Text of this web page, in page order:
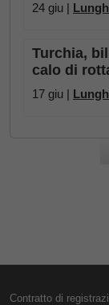
24 giu |
Turchia,
calo di
17 giu |
Contratto di